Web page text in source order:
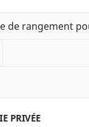
de rangement
PRIVÉE